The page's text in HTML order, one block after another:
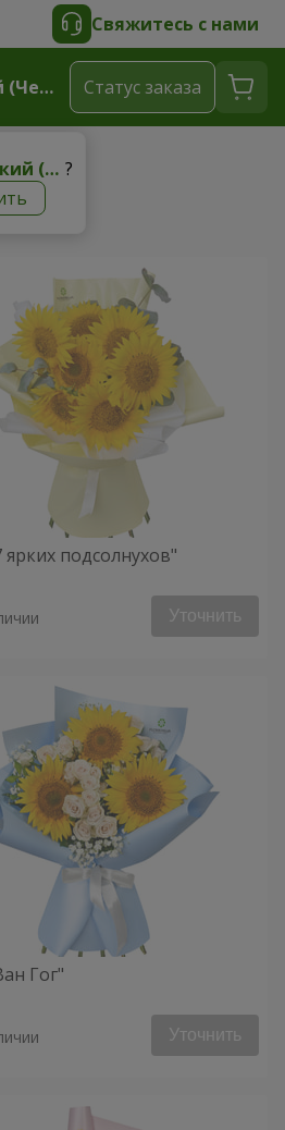
Свяжитесь с нами
Шептицкий (Червоноград)
Шептицкий (Червоноград) ?
Cтатус заказа
ярких подсолнухов"
Уточнить
Гог"
Уточнить